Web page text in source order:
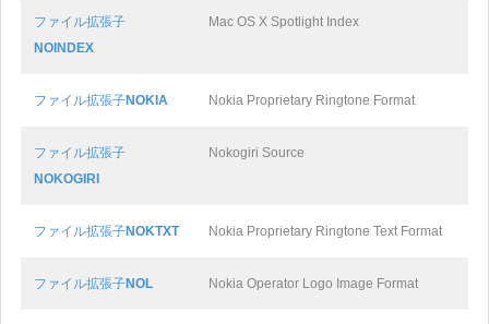
ファイル拡張子
NOINDEX
Mac OS X Spotlight Index
ファイル拡張子NOKIA Nokia Proprietary Ringtone Format
ファイル拡張子
NOKOGIRI
Nokogiri Source
ファイル拡張子NOKTXT Nokia Proprietary Ringtone Text Format
ファイル拡張子NOL Nokia Operator Logo Image Format